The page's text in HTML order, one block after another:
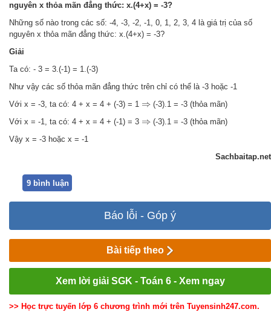
nguyên x thỏa mãn đẳng thức: x.(4+x) = -3?
Những số nào trong các số: -4, -3, -2, -1, 0, 1, 2, 3, 4 là giá trị của số
nguyên x thỏa mãn đẳng thức: x.(4+x) = -3?
Giải
Ta có: - 3 = 3.(-1) = 1.(-3)
Như vậy các số thỏa mãn đẳng thức trên chỉ có thể là -3 hoặc -1
Với x = -3, ta có: 4 + x = 4 + (-3) = 1 ⇒
⇒ (-3).1 = -3 (thỏa mãn)
Với x = -1, ta có: 4 + x = 4 + (-1) = 3 ⇒
⇒ (-3).1 = -3 (thỏa mãn)
Vậy x = -3 hoặc x = -1
Sachbaitap.net
9 bình luận
Báo lỗi - Góp ý
Bài tiếp theo
Xem lời giải SGK - Toán 6 - Xem ngay
>> Học trực tuyến lớp 6 chương trình mới trên Tuyensinh247.com.